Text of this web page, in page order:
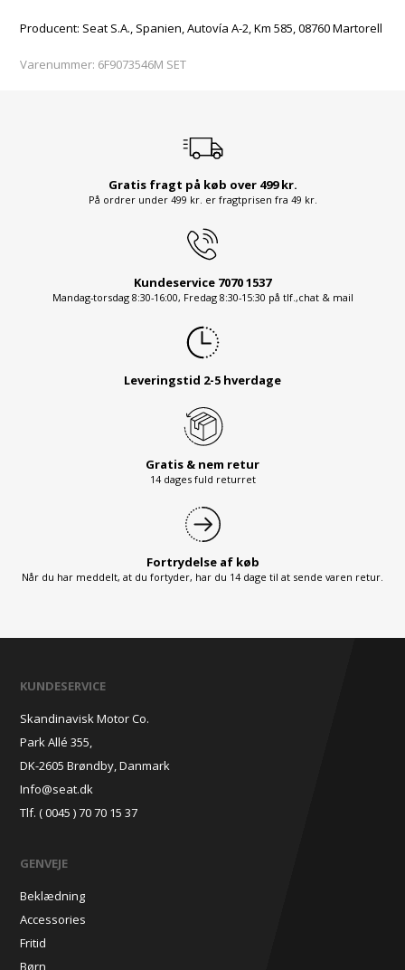
Producent: Seat S.A., Spanien, Autovía A-2, Km 585, 08760 Martorell
Varenummer: 6F9073546M SET
Gratis fragt på køb over 499 kr.
På ordrer under 499 kr. er fragtprisen fra 49 kr.
Kundeservice 7070 1537
Mandag-torsdag 8:30-16:00, Fredag 8:30-15:30 på tlf.,chat & mail
Leveringstid 2-5 hverdage
Gratis & nem retur
14 dages fuld returret
Fortrydelse af køb
Når du har meddelt, at du fortyder, har du 14 dage til at sende varen retur.
KUNDESERVICE
Skandinavisk Motor Co.
Park Allé 355,
DK-2605 Brøndby, Danmark
Info@seat.dk
Tlf. ( 0045 ) 70 70 15 37
GENVEJE
Beklædning
Accessories
Fritid
Børn